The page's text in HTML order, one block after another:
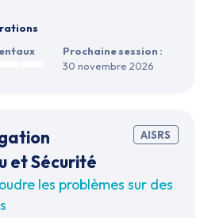
Prochaine session :
30 novembre 2026
AISRS
et Sécurité
les problèmes sur des